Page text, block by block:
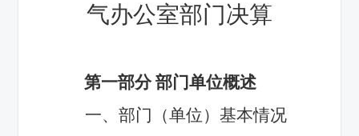
气办公室部门决算
第一部分 部门单位概述
一、部门（单位）基本情况